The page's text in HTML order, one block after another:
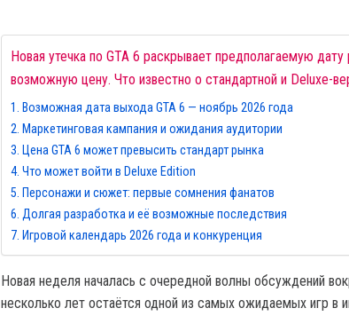
Новая утечка по GTA 6 раскрывает предполагаемую
возможную цену. Что известно о стандартной и Deluxe-
Возможная дата выхода GTA 6 — ноябрь 2026 года
Маркетинговая кампания и ожидания аудитории
Цена GTA 6 может превысить стандарт рынка
Что может войти в Deluxe Edition
Персонажи и сюжет: первые сомнения фанатов
Долгая разработка и её возможные последствия
Игровой календарь 2026 года и конкуренция
Новая неделя началась с очередной волны обсуждений
несколько лет остаётся одной из самых ожидаемых игр в